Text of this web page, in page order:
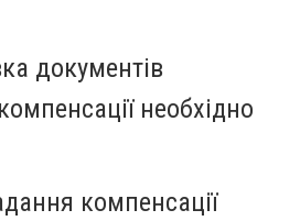
документів
необхідно
компенсації